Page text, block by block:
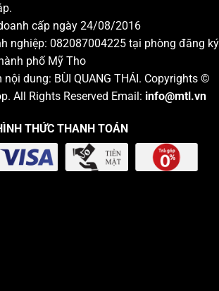
cấp ngày 24/08/2016
nghiệp: 082087004225 tại phòng đăng ký
phố Mỹ Tho
dung: BÙI QUANG THÁI. Copyrights ©
. All Rights Reserved Email: info@mtl.vn
THỨC THANH TOÁN